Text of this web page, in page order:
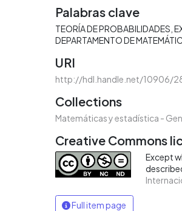
Palabras clave
TEORÍA DE PROBABILIDADES
DEPARTAMENTO DE
URI
http://hdl.handle.net/10906/
Collections
Matemáticas y estadística -
Creative Commons
Except
Full item page